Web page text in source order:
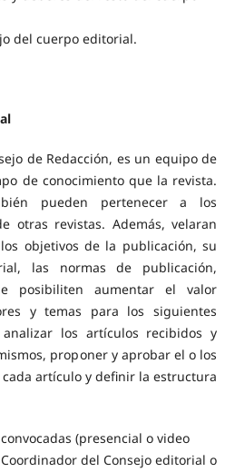
del cuerpo editorial.
de Redacción, es un equipo de
de conocimiento que la revista.
pueden pertenecer a los
otras revistas. Además, velaran
objetivos de la publicación, su
las normas de publicación,
posibiliten aumentar el valor
y temas para los siguientes
los artículos recibidos y
proponer y aprobar el o los
artículo y definir la estructura
(presencial o video
del Consejo editorial o